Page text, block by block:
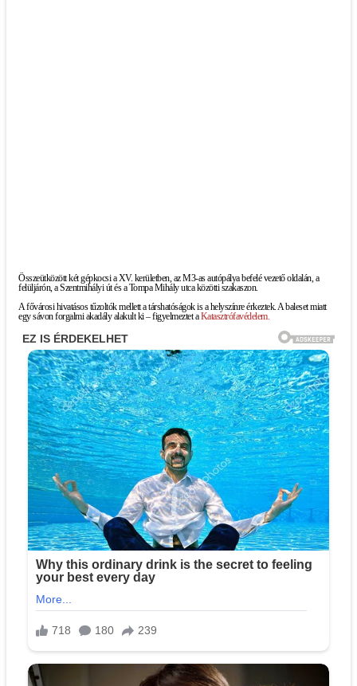
Összeütközött két gépkocsi a XV. kerületben, az M3-as autópálya befelé vezető oldalán, a
felüljárón, a Szentmihályi út és a Tompa Mihály utca közötti szakaszon.
A fővárosi hivatásos tűzoltók mellett a társhatóságok is a helyszínre érkeztek. A baleset miatt
egy sávon forgalmi akadály alakult ki – figyelmeztet aKatasztrófavédelem.